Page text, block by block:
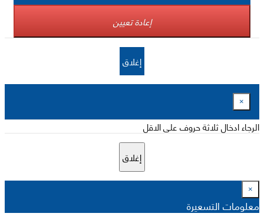
إعادة تعيين
إغلاق
×
الرجاء ادخال ثلاثة حروف على الاقل
إغلاق
×
معلومات التسعيرة